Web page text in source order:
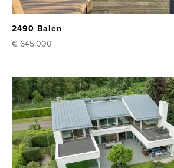
2490 Balen
€ 645.000